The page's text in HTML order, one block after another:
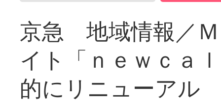
京急 地域情報／
イト「ｎｅｗｃａ
的にリニューアル